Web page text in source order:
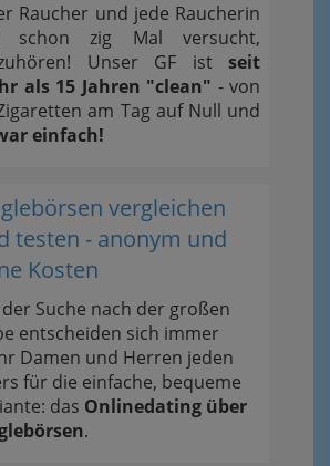
Raucher und jede Raucherin
schon zig Mal versucht,
Unser GF ist seit
als 15 Jahren "clean" - von
am Tag auf Null und
einfach!
vergleichen
testen - anonym und
Kosten
Suche nach der großen
entscheiden sich immer
Damen und Herren jeden
für die einfache, bequeme
das Onlinedating über
.